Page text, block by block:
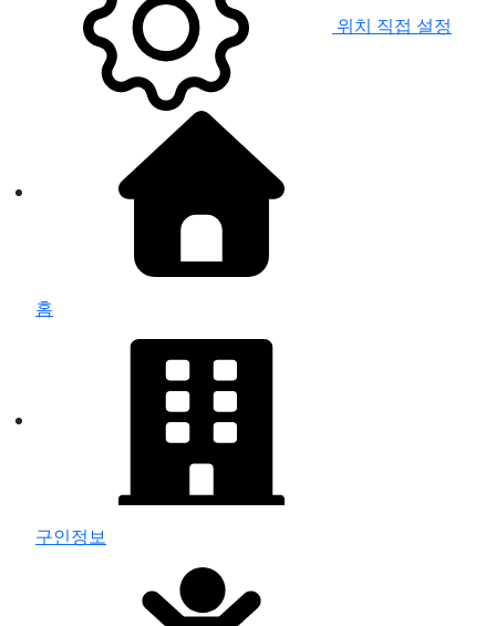
위치 직접 설정
홈
구인정보